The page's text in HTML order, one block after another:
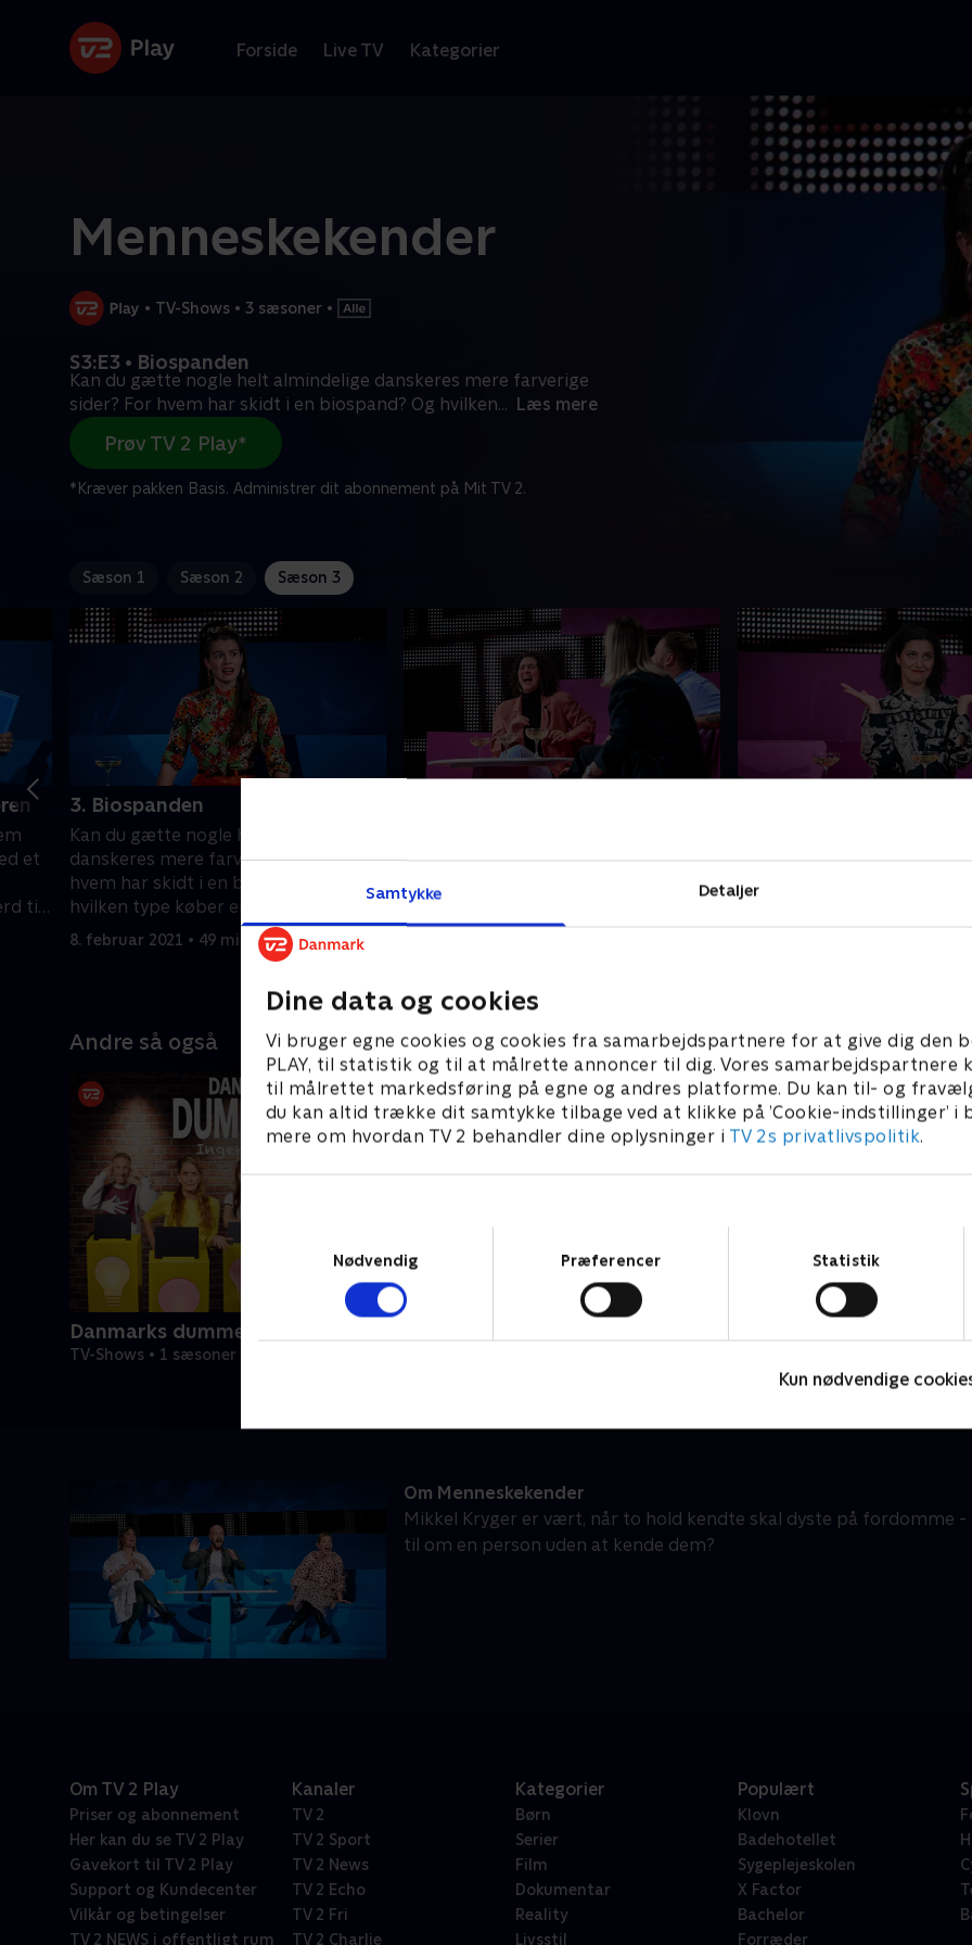
Samtykke Detaljer
Dine data og cookies
Vi bruger egne cookies og cookies fra samarbejdspartnere for at give dig den
PLAY, til statistik og til at målrette annoncer til dig. Vores samarbejdspartnere
til målrettet markedsføring på egne og andres platforme. Du kan til- og
du kan altid trække dit samtykke tilbage ved at klikke på ’Cookie-indstillinger’ i
mere om hvordan TV 2 behandler dine oplysninger i TV 2s privatlivspolitik.
Nødvendig
Præferencer Statistik
Kun nødvendige
Forside Live TV Kategorier
Menneskekender
• TV-Shows • 3 sæsoner •
S3:E3 • Biospanden
Kan du gætte nogle helt almindelige danskeres mere farverige
sider? For hvem har skidt i en biospand? Og hvilken... Læs mere
Prøv TV 2 Play*
*Kræver pakken Basis. Administrer dit abonnement på Mit TV 2.
Sæson 1 Sæson 2 Sæson 3
et
til
3. Biospanden
Kan du gætte nogle helt almindelige
danskeres mere farverige sider? For
hvem har skidt i en biospand? Og
hvilken type køber en 72 fods
fiskekutter - ubeset?
8. februar 2021 • 49 min
spændt ben for prins Henrik? Og
prøv om du kan holde masken, når vi
afslører, hvem der har grebet sin
egen lort i hånden.
tur til Las Vegas. Men
Andre så også
Danmarks dummeste
TV-Shows • 1 sæsoner
Om Menneskekender
Mikkel Kryger er vært, når to hold kendte skal dyste på fordomme
til om en person uden at kende dem?
Om TV 2 Play
Priser og abonnement
Her kan du se TV 2 Play
Gavekort til TV 2 Play
Support og Kundecenter
Vilkår og betingelser
TV 2 NEWS i offentligt rum
Kanaler
TV 2
TV 2 Sport
TV 2 News
TV 2 Echo
TV 2 Fri
TV 2 Charlie
Kategorier
Børn
Serier
Film
Dokumentar
Reality
Livsstil
Populært
Klovn
Badehotellet
Sygeplejeskolen
X Factor
Bachelor
Forræder